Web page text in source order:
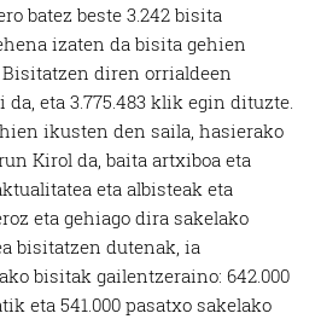
batez beste 3.242 bisita
izaten da bisita gehien
diren orrialdeen
da, eta 3.775.483 klik egin dituzte.
ikusten den saila, hasierako
Kirol da, baita artxiboa eta
eta albisteak eta
eta gehiago dira sakelako
bisitatzen dutenak, ia
bisitak gailentzeraino: 642.000
eta 541.000 pasatxo sakelako